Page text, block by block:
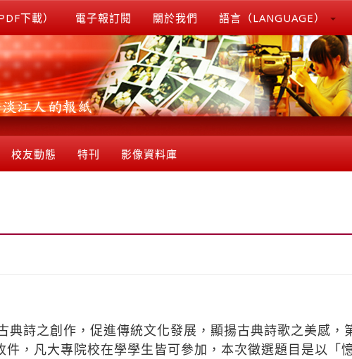
下載） 電子報訂閱 關於我們 語言（LANGUAGE）
校友動態 特刊 影像資料庫
典詩之創作，促進傳統文化發展，顯揚古典詩歌之美感，
，凡大專院校在學學生皆可參加，本次徵選題目是以「